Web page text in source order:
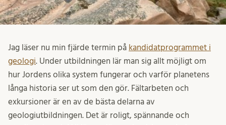
Jag läser nu min fjärde termin på kandidatprogrammet i
geologi. Under utbildningen lär man sig allt möjligt om
hur Jordens olika system fungerar och varför planetens
långa historia ser ut som den gör. Fältarbeten och
exkursioner är en av de bästa delarna av
geologiutbildningen. Det är roligt, spännande och